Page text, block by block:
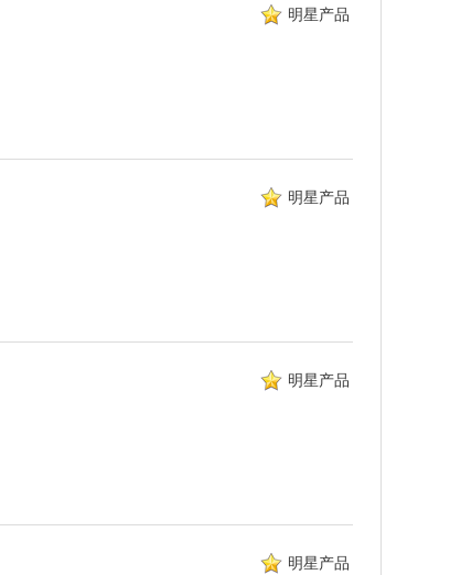
明星产品
明星产品
明星产品
明星产品